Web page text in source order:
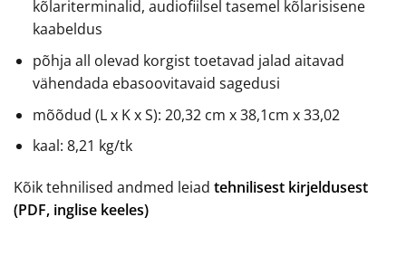
kõlariterminalid, audiofiilsel tasemel kõlarisisene
kaabeldus
põhja all olevad korgist toetavad jalad aitavad
vähendada ebasoovitavaid sagedusi
mõõdud (L x K x S): 20,32 cm x 38,1cm x 33,02
kaal: 8,21 kg/tk
Kõik tehnilised andmed leiad tehnilisest kirjeldusest
(PDF, inglise keeles)